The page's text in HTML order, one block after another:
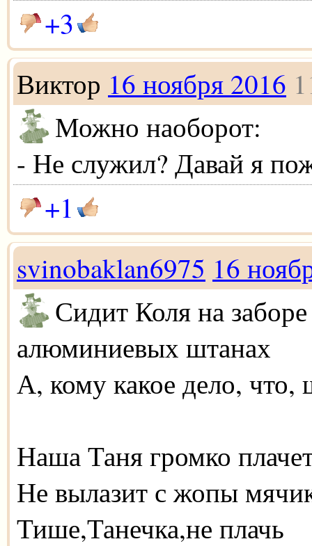
+3
Виктор 16 ноября 2016
Можно наоборот:
- Не служил? Давай я
+1
svinobaklan6975 16
Сидит Коля на
алюминиевых штанах
А, кому какое дело, что,
Наша Таня громко
Не вылазит с жопы
Тише,Танечка,не плачь